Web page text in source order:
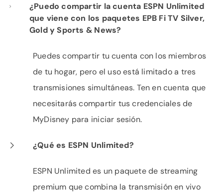
¿Puedo compartir la cuenta ESPN Unlimited
que viene con los paquetes EPB Fi TV Silver,
Gold y Sports & News?
Puedes compartir tu cuenta con los miembros
de tu hogar, pero el uso está limitado a tres
transmisiones simultáneas. Ten en cuenta que
necesitarás compartir tus credenciales de
MyDisney para iniciar sesión.
¿Qué es ESPN Unlimited?
ESPN Unlimited es un paquete de streaming
premium que combina la transmisión en vivo